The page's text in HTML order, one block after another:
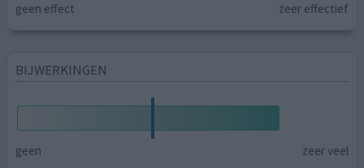
geen effect zeer effectief
BIJWERKINGEN
geen
zeer veel